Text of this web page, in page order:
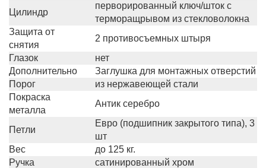
Цилиндр
перворированный ключ/шток с
терморащрывом из стекловолокна
Защита от
снятия
2 противосъемных штыря
Глазок
нет
Дополнительно
Заглушка для монтажных отверстий
Порог
из нержавеющей стали
Покраска
металла
Антик серебро
Петли
Евро (подшипник закрытого типа), 3
шт
Вес
до 125 кг.
Ручка
сатинированный хром